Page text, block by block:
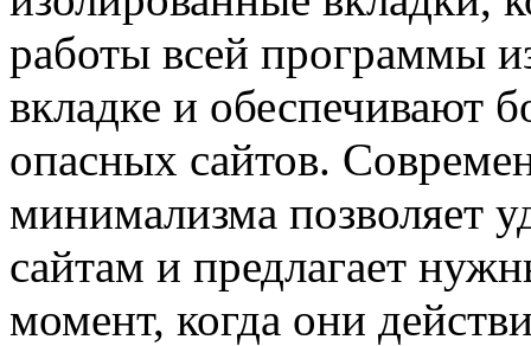
работы всей программы
вкладке и обеспечивают
опасных сайтов.
минимализма позволяет
сайтам и предлагает
момент, когда они